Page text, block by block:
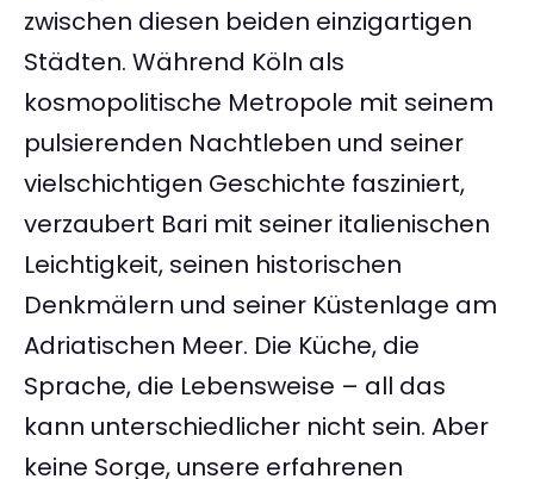
zwischen diesen beiden einzigartigen
Städten. Während Köln als
kosmopolitische Metropole mit seinem
pulsierenden Nachtleben und seiner
vielschichtigen Geschichte fasziniert,
verzaubert Bari mit seiner italienischen
Leichtigkeit, seinen historischen
Denkmälern und seiner Küstenlage am
Adriatischen Meer. Die Küche, die
Sprache, die Lebensweise – all das
kann unterschiedlicher nicht sein. Aber
keine Sorge, unsere erfahrenen